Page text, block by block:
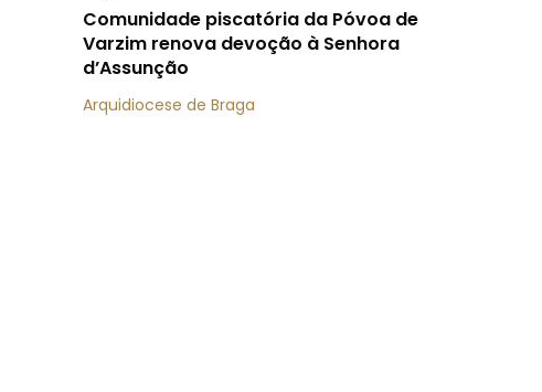
Comunidade piscatória da Póvoa de
Varzim renova devoção à Senhora
d’Assunção
Arquidiocese de Braga